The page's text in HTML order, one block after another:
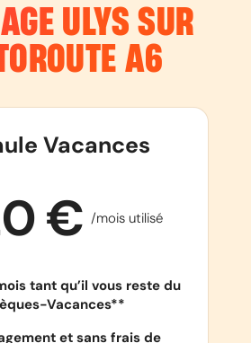
ULYS SUR
A6
Vacances
€ /mois utilisé
tant qu’il vous reste du
Vacances**
et sans frais de